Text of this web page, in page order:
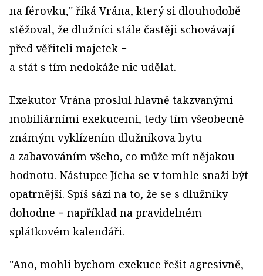
na férovku," říká Vrána, který si dlouhodobě
stěžoval, že dlužníci stále častěji schovávají
před věřiteli majetek −
a stát s tím nedokáže nic udělat.
Exekutor Vrána proslul hlavně takzvanými
mobiliárními exekucemi, tedy tím všeobecně
známým vyklízením dlužníkova bytu
a zabavováním všeho, co může mít nějakou
hodnotu. Nástupce Jícha se v tomhle snaží být
opatrnější. Spíš sází na to, že se s dlužníky
dohodne − například na pravidelném
splátkovém kalendáři.
"Ano, mohli bychom exekuce řešit agresivně,